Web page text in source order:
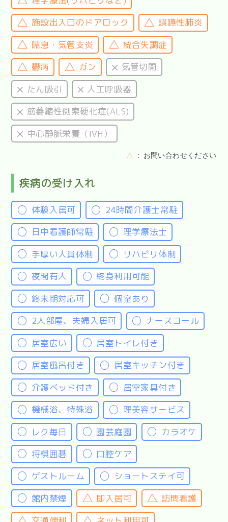
施設出入口のドアロック
誤嚥性肺炎
喘息・気管支炎
統合失調症
鬱病
ガン
気管切開
たん吸引
人工呼吸器
筋萎縮性側索硬化症(ALS)
中心静脈栄養（IVH）
△ お問い合わせください
疾病の受け入れ
体験入居可
24時間介護士常駐
日中看護師常駐
理学療法士
手厚い人員体制
リハビリ体制
夜間有人
終身利用可能
終末期対応可
個室あり
2人部屋、夫婦入居可
ナースコール
居室広い
居室トイレ付き
居室風呂付き
居室キッチン付き
介護ベッド付き
居室家具付き
機械浴、特殊浴
理美容サービス
レク毎日
園芸庭園
カラオケ
将棋囲碁
口腔ケア
ゲストルーム
ショートステイ可
館内禁煙
即入居可
訪問看護